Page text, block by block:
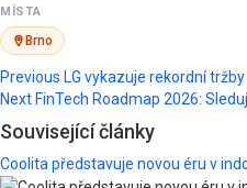
MÍSTA
Brno
Post
navigation
Previous LG vykazuje rekordní
Next FinTech Roadmap 2026:
Související články
Coolita představuje novou éru v